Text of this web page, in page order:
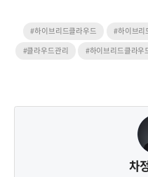
#하이브리드클라우드 #하이브리
#클라우드관리
#하이브리드클라우
차